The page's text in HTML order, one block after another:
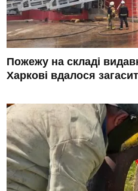
Пожежу на складі
Харкові вдалося